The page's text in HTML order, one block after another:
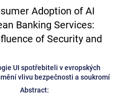
Adoption of AI
Banking Services:
of Security and
UI spotřebiteli v evropských
vlivu bezpečnosti a soukromí
Abstract: